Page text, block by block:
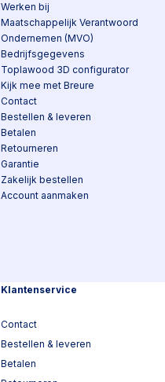
Werken bij
Maatschappelijk Verantwoord
Ondernemen (MVO)
Bedrijfsgegevens
Toplawood 3D configurator
Kijk mee met Breure
Contact
Bestellen & leveren
Betalen
Retourneren
Garantie
Zakelijk bestellen
Account aanmaken
Klantenservice
Contact
Bestellen & leveren
Betalen